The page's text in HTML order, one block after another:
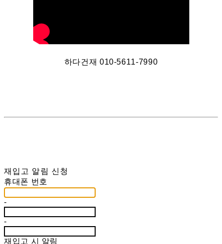
하다건재 010-5611-7990
재입고 알림 신청
휴대폰 번호
-
-
재입고 시 알림